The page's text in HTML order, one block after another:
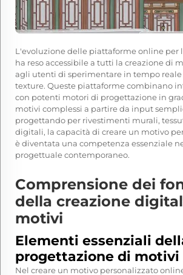
L'evoluzione delle piattaforme online per
ha reso accessibile a tutti la creazione di
agli utenti di sperimentare in tempo reale
texture. Queste piattaforme combinano
con potenti motori di progettazione in
motivi complessi a partire da input
progettando per rivestimenti murali,
digitali, la capacità di creare un motivo
è diventata una competenza essenziale
progettuale contemporaneo.
Comprensione dei
della creazione
motivi
Elementi essenziali
progettazione di motivi
Nel creare un motivo personalizzato